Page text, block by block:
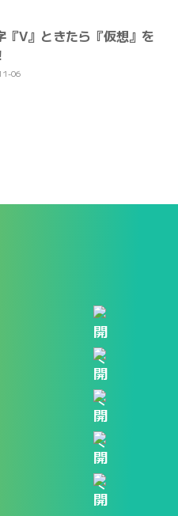
『V』ときたら『仮想』を
06